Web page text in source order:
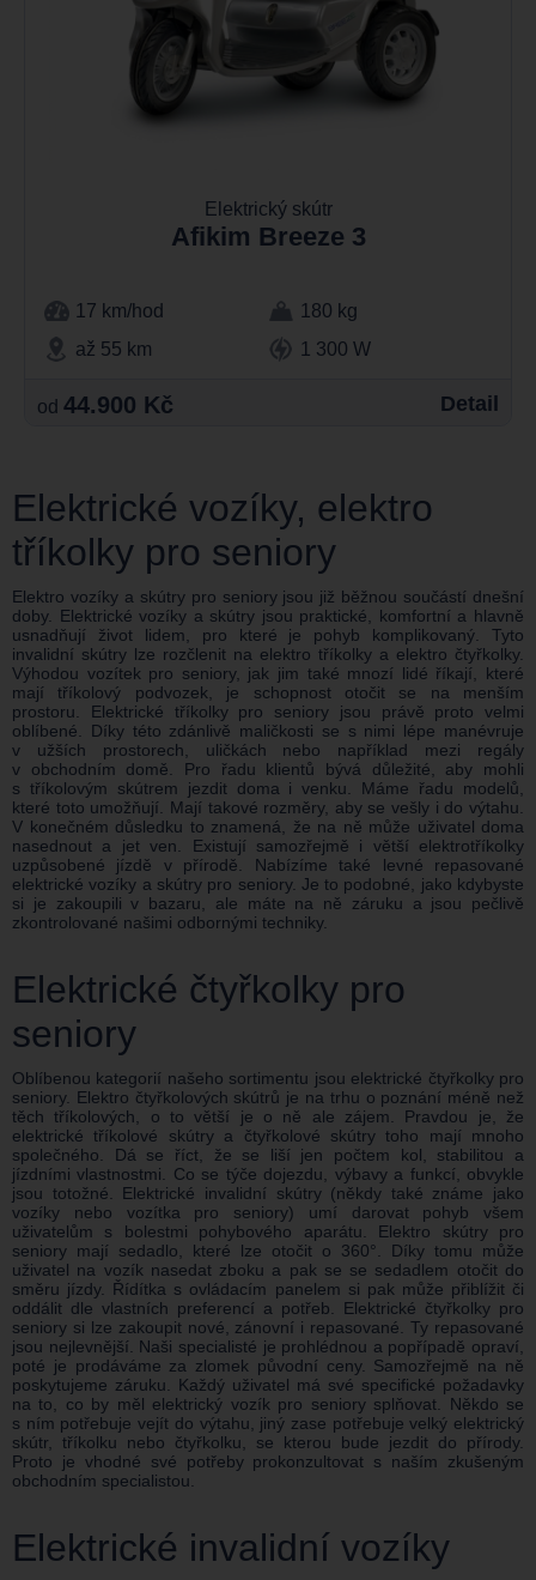
Elektrický skútr
Afikim Breeze 3
17 km/hod
180 kg
až 55 km
1 300 W
od 44.900 Kč Detail
Elektrické vozíky, elektro
tříkolky pro seniory
Elektro vozíky a skútry pro seniory jsou již běžnou součástí dnešní
doby. Elektrické vozíky a skútry jsou praktické, komfortní a hlavně
usnadňují život lidem, pro které je pohyb komplikovaný. Tyto
invalidní skútry lze rozčlenit na elektro tříkolky a elektro čtyřkolky.
Výhodou vozítek pro seniory, jak jim také mnozí lidé říkají, které
mají tříkolový podvozek, je schopnost otočit se na menším
prostoru. Elektrické tříkolky pro seniory jsou právě proto velmi
oblíbené. Díky této zdánlivě maličkosti se s nimi lépe manévruje
v užších prostorech, uličkách nebo například mezi regály
v obchodním domě. Pro řadu klientů bývá důležité, aby mohli
s tříkolovým skútrem jezdit doma i venku. Máme řadu modelů,
které toto umožňují. Mají takové rozměry, aby se vešly i do výtahu.
V konečném důsledku to znamená, že na ně může uživatel doma
nasednout a jet ven. Existují samozřejmě i větší elektrotříkolky
uzpůsobené jízdě v přírodě. Nabízíme také levné repasované
elektrické vozíky a skútry pro seniory. Je to podobné, jako kdybyste
si je zakoupili v bazaru, ale máte na ně záruku a jsou pečlivě
zkontrolované našimi odbornými techniky.
Elektrické čtyřkolky pro
seniory
Oblíbenou kategorií našeho sortimentu jsou elektrické čtyřkolky pro
seniory. Elektro čtyřkolových skútrů je na trhu o poznání méně než
těch tříkolových, o to větší je o ně ale zájem. Pravdou je, že
elektrické tříkolové skútry a čtyřkolové skútry toho mají mnoho
společného. Dá se říct, že se liší jen počtem kol, stabilitou a
jízdními vlastnostmi. Co se týče dojezdu, výbavy a funkcí, obvykle
jsou totožné. Elektrické invalidní skútry (někdy také známe jako
vozíky nebo vozítka pro seniory) umí darovat pohyb všem
uživatelům s bolestmi pohybového aparátu. Elektro skútry pro
seniory mají sedadlo, které lze otočit o 360°. Díky tomu může
uživatel na vozík nasedat zboku a pak se se sedadlem otočit do
směru jízdy. Řídítka s ovládacím panelem si pak může přiblížit či
oddálit dle vlastních preferencí a potřeb. Elektrické čtyřkolky pro
seniory si lze zakoupit nové, zánovní i repasované. Ty repasované
jsou nejlevnější. Naši specialisté je prohlédnou a popřípadě opraví,
poté je prodáváme za zlomek původní ceny. Samozřejmě na ně
poskytujeme záruku. Každý uživatel má své specifické požadavky
na to, co by měl elektrický vozík pro seniory splňovat. Někdo se
s ním potřebuje vejít do výtahu, jiný zase potřebuje velký elektrický
skútr, tříkolku nebo čtyřkolku, se kterou bude jezdit do přírody.
Proto je vhodné své potřeby prokonzultovat s naším zkušeným
obchodním specialistou.
Elektrické invalidní vozíky